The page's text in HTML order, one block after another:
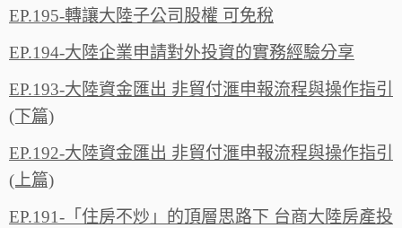
EP.195-轉讓大陸子公司股權 可免稅
EP.194-大陸企業申請對外投資的實務經驗分享
EP.193-大陸資金匯出 非貿付滙申報流程與操作指引
(下篇)
EP.192-大陸資金匯出 非貿付滙申報流程與操作指引
(上篇)
EP.191-「住房不炒」的頂層思路下 台商大陸房產投